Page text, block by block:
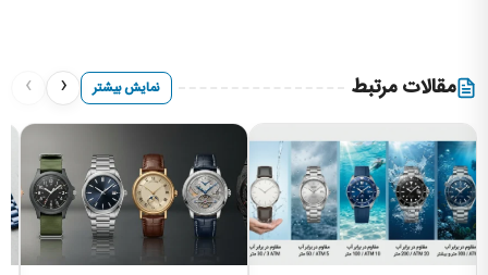
مقالات مرتبط نمایش بیشتر ‹
›